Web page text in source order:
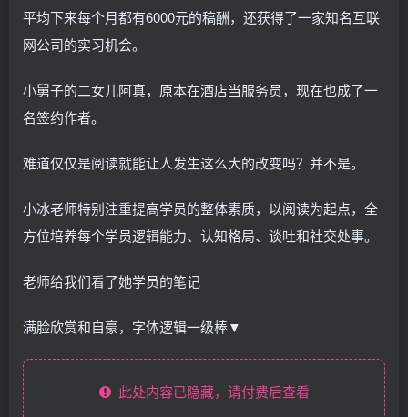
平均下来每个月都有6000元的稿酬，还获得了一家知名互联
网公司的实习机会。
小舅子的二女儿阿真，原本在酒店当服务员，现在也成了一
名签约作者。
难道仅仅是阅读就能让人发生这么大的改变吗？并不是。
小冰老师特别注重提高学员的整体素质，以阅读为起点，全
方位培养每个学员逻辑能力、认知格局、谈吐和社交处事。
老师给我们看了她学员的笔记
满脸欣赏和自豪，字体逻辑一级棒▼
此处内容已隐藏，请付费后查看